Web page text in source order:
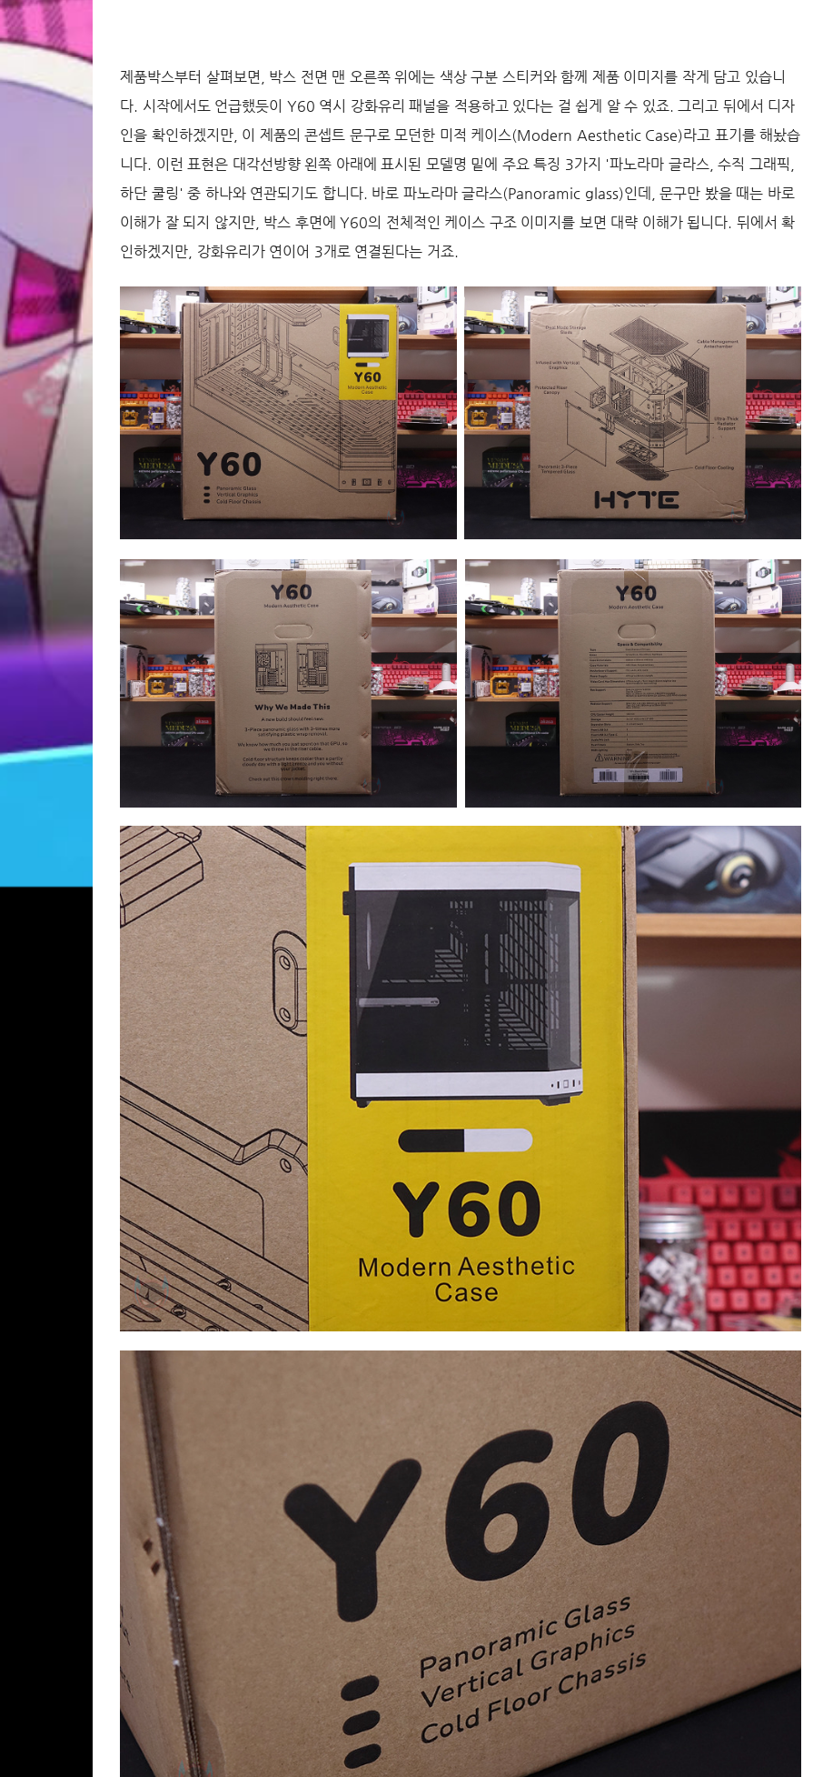
제품박스부터 살펴보면, 박스 전면 맨 오른쪽 위에는 색상 구분 스티커와 함께 제품 이미지를 작게 담고 있습니
다. 시작에서도 언급했듯이 Y60 역시 강화유리 패널을 적용하고 있다는 걸 쉽게 알 수 있죠. 그리고 뒤에서 디자
인을 확인하겠지만, 이 제품의 콘셉트 문구로 모던한 미적 케이스(Modern Aesthetic Case)라고 표기를 해놨습
니다. 이런 표현은 대각선방향 왼쪽 아래에 표시된 모델명 밑에 주요 특징 3가지 '파노라마 글라스, 수직 그래픽,
하단 쿨링' 중 하나와 연관되기도 합니다. 바로 파노라마 글라스(Panoramic glass)인데, 문구만 봤을 때는 바로
이해가 잘 되지 않지만, 박스 후면에 Y60의 전체적인 케이스 구조 이미지를 보면 대략 이해가 됩니다. 뒤에서 확
인하겠지만, 강화유리가 연이어 3개로 연결된다는 거죠.